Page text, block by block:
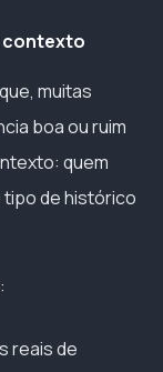
contexto
muitas
boa ou ruim
quem
tipo de histórico
reais de